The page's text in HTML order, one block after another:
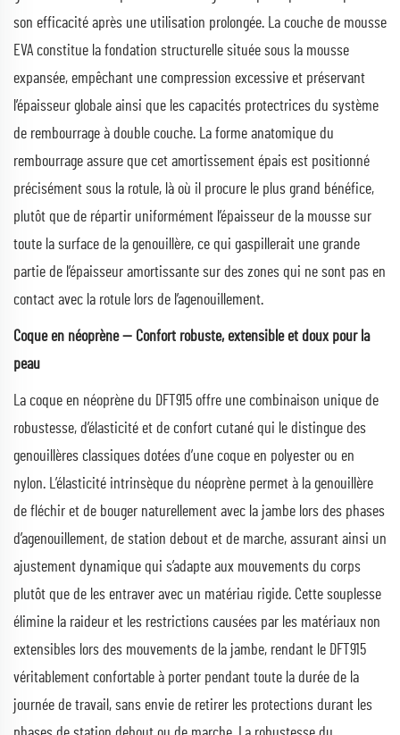
son efficacité après une utilisation prolongée. La couche de mousse
EVA constitue la fondation structurelle située sous la mousse
expansée, empêchant une compression excessive et préservant
l’épaisseur globale ainsi que les capacités protectrices du système
de rembourrage à double couche. La forme anatomique du
rembourrage assure que cet amortissement épais est positionné
précisément sous la rotule, là où il procure le plus grand bénéfice,
plutôt que de répartir uniformément l’épaisseur de la mousse sur
toute la surface de la genouillère, ce qui gaspillerait une grande
partie de l’épaisseur amortissante sur des zones qui ne sont pas en
contact avec la rotule lors de l’agenouillement.
Coque en néoprène — Confort robuste, extensible et doux pour la
peau
La coque en néoprène du DFT915 offre une combinaison unique de
robustesse, d’élasticité et de confort cutané qui le distingue des
genouillères classiques dotées d’une coque en polyester ou en
nylon. L’élasticité intrinsèque du néoprène permet à la genouillère
de fléchir et de bouger naturellement avec la jambe lors des phases
d’agenouillement, de station debout et de marche, assurant ainsi un
ajustement dynamique qui s’adapte aux mouvements du corps
plutôt que de les entraver avec un matériau rigide. Cette souplesse
élimine la raideur et les restrictions causées par les matériaux non
extensibles lors des mouvements de la jambe, rendant le DFT915
véritablement confortable à porter pendant toute la durée de la
journée de travail, sans envie de retirer les protections durant les